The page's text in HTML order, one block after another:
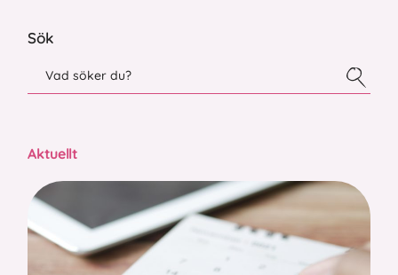
Sök
Aktuellt